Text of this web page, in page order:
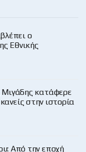
ο
Εθνικής
κατάφερε
στην ιστορία
Από την εποχή